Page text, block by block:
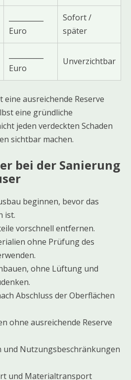
Euro
Sofort /
später
Euro
Unverzichtbar
eine ausreichende Reserve
eine gründliche
jeden verdeckten Schaden
sichtbar machen.
bei der Sanierung
beginnen, bevor das
ist.
vorschnell entfernen.
ohne Prüfung des
ohne Lüftung und
Abschluss der Oberflächen
ohne ausreichende Reserve
und Nutzungsbeschränkungen
und Materialtransport